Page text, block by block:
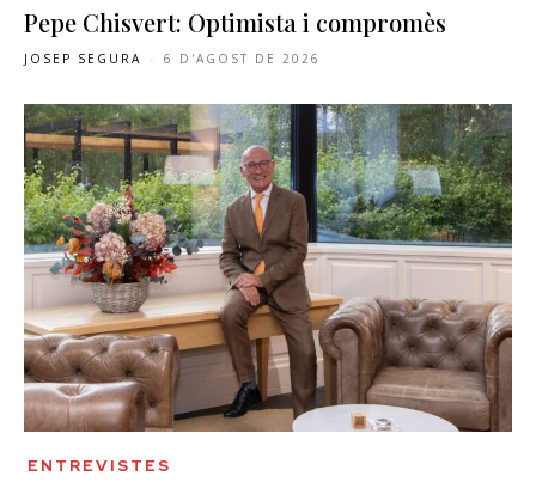
Pepe Chisvert: Optimista i compromès
JOSEP SEGURA - 6 D'AGOST DE 2026
ENTREVISTES